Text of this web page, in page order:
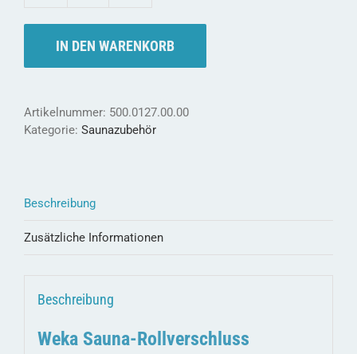
-
Schliessen
Menge
IN DEN WARENKORB
Artikelnummer: 500.0127.00.00
Kategorie: Saunazubehör
Beschreibung
Zusätzliche Informationen
Beschreibung
Weka Sauna-Rollverschluss